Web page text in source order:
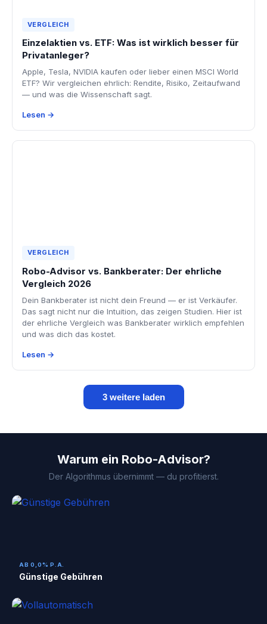
VERGLEICH
Einzelaktien vs. ETF: Was ist wirklich besser für
Privatanleger?
Apple, Tesla, NVIDIA kaufen oder lieber einen MSCI World
ETF? Wir vergleichen ehrlich: Rendite, Risiko, Zeitaufwand
— und was die Wissenschaft sagt.
Lesen →
VERGLEICH
Robo-Advisor vs. Bankberater: Der ehrliche
Vergleich 2026
Dein Bankberater ist nicht dein Freund — er ist Verkäufer.
Das sagt nicht nur die Intuition, das zeigen Studien. Hier ist
der ehrliche Vergleich was Bankberater wirklich empfehlen
und was dich das kostet.
Lesen →
3 weitere laden
Warum ein Robo-Advisor?
Der Algorithmus übernimmt — du profitierst.
AB 0,0% P.A.
Günstige Gebühren